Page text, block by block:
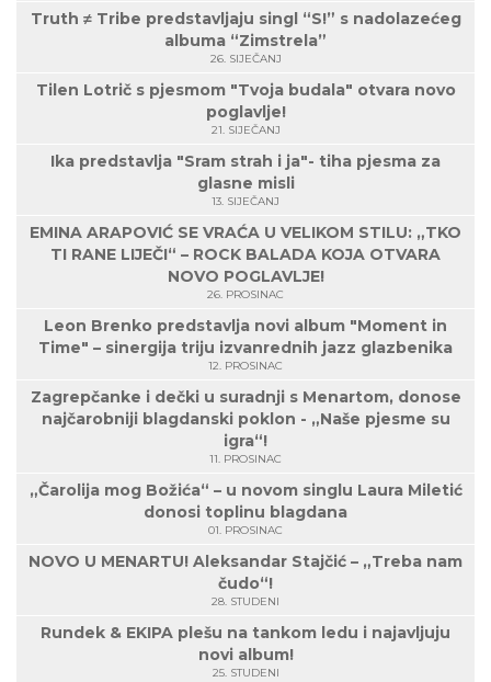
Truth ≠ Tribe predstavljaju singl “S!” s nadolazećeg
albuma “Zimstrela”
26. SIJEČANJ
Tilen Lotrič s pjesmom "Tvoja budala" otvara novo
poglavlje!
21. SIJEČANJ
Ika predstavlja "Sram strah i ja"- tiha pjesma za
glasne misli
13. SIJEČANJ
EMINA ARAPOVIĆ SE VRAĆA U VELIKOM STILU: „TKO
TI RANE LIJEČI“ – ROCK BALADA KOJA OTVARA
NOVO POGLAVLJE!
26. PROSINAC
Leon Brenko predstavlja novi album "Moment in
Time" – sinergija triju izvanrednih jazz glazbenika
12. PROSINAC
Zagrepčanke i dečki u suradnji s Menartom, donose
najčarobniji blagdanski poklon - „Naše pjesme su
igra“!
11. PROSINAC
„Čarolija mog Božića“ – u novom singlu Laura Miletić
donosi toplinu blagdana
01. PROSINAC
NOVO U MENARTU! Aleksandar Stajčić – „Treba nam
čudo“!
28. STUDENI
Rundek & EKIPA plešu na tankom ledu i najavljuju
novi album!
25. STUDENI